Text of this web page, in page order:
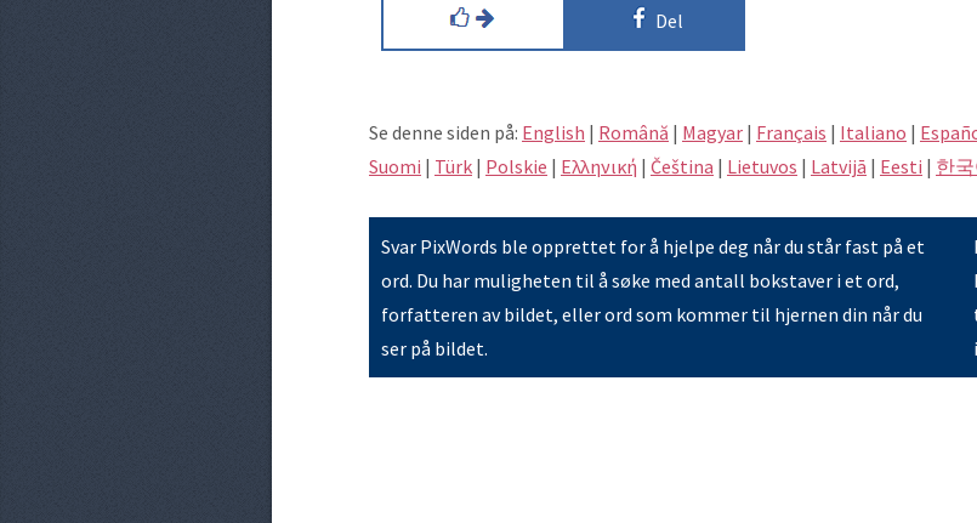
Del
Se denne siden på: English | Română | Magyar | Français | Italiano |
Suomi | Türk | Polskie | Eλληνική | Čeština | Lietuvos | Latvijā | Eesti | 한
Svar PixWords ble opprettet for å hjelpe deg når du står fast på et
ord. Du har muligheten til å søke med antall bokstaver i et ord,
forfatteren av bildet, eller ord som kommer til hjernen din når du
ser på bildet.